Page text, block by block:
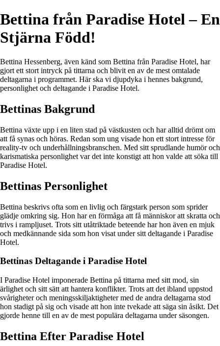
Bettina från Paradise Hotel – En
Stjärna Född!
Bettina Hessenberg, även känd som Bettina från Paradise Hotel, har
gjort ett stort intryck på tittarna och blivit en av de mest omtalade
deltagarna i programmet. Här ska vi djupdyka i hennes bakgrund,
personlighet och deltagande i Paradise Hotel.
Bettinas Bakgrund
Bettina växte upp i en liten stad på västkusten och har alltid drömt om
att få synas och höras. Redan som ung visade hon ett stort intresse för
reality-tv och underhållningsbranschen. Med sitt sprudlande humör och
karismatiska personlighet var det inte konstigt att hon valde att söka till
Paradise Hotel.
Bettinas Personlighet
Bettina beskrivs ofta som en livlig och färgstark person som sprider
glädje omkring sig. Hon har en förmåga att få människor att skratta och
trivs i rampljuset. Trots sitt utåtriktade beteende har hon även en mjuk
och medkännande sida som hon visat under sitt deltagande i Paradise
Hotel.
Bettinas Deltagande i Paradise Hotel
I Paradise Hotel imponerade Bettina på tittarna med sitt mod, sin
ärlighet och sitt sätt att hantera konflikter. Trots att det ibland uppstod
svårigheter och meningsskiljaktigheter med de andra deltagarna stod
hon stadigt på sig och visade att hon inte tvekade att säga sin åsikt. Det
gjorde henne till en av de mest populära deltagarna under säsongen.
Bettina Efter Paradise Hotel